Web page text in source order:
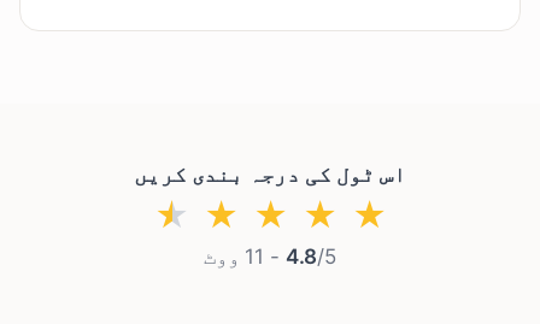
اس ٹول کی درجہ بندی کریں
★
★
★
★
★
4.8/5 -
11 ووٹ